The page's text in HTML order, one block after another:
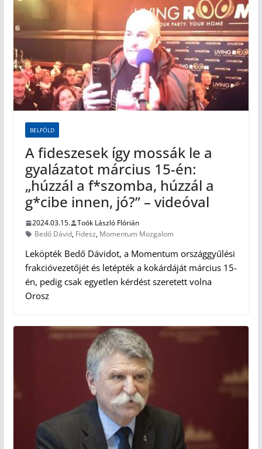
BELFÖLD
A fideszesek így mossák le a
gyalázatot március 15-én:
„húzzál a f*szomba, húzzál a
g*cibe innen, jó?” – videóval
2024.03.15.
Toók László Flórián
Bedő Dávid, Fidesz, Momentum Mozgalom
Leköpték Bedő Dávidot, a Momentum országgyűlési
frakcióvezetőjét és letépték a kokárdáját március 15-
én, pedig csak egyetlen kérdést szeretett volna
Orosz